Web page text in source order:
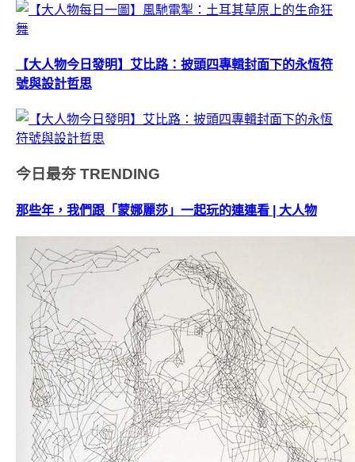
【大人物今日發明】艾比路：披頭四專輯封面下的永恆符
號與設計哲思
今日最夯 TRENDING
那些年，我們跟「蒙娜麗莎」一起玩的連連看 | 大人物